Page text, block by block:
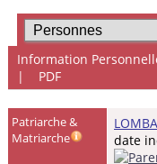
Information
| PDF
Patriarche &
Matriarche
date